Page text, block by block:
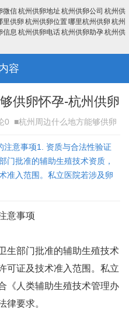
微信杭州供卵地址 杭州供卵公司 杭州供
里供卵 杭州供卵位置哪里杭州供卵 杭州
信息 杭州供卵电话杭州供卵助孕杭州供
容
供卵怀孕-杭州供卵
0
■杭州周边什么地方能够供卵
意事项1. ‌资质与合法性验证‌
门批准的辅助生殖技术资质，
准入范围‌。私立医院若涉及卵
意事项
生部门批准的辅助生殖技术
可证及技术准入范围‌。私立
《人类辅助生殖技术管理办
律要求‌。